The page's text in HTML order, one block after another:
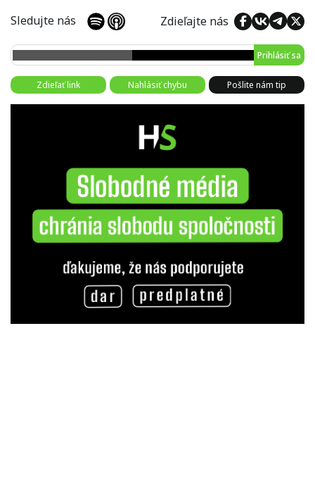
Sledujte nás Zdieľajte nás
Prihlásiť sa
Zdieľať link Nahlásiť chybu Pošlite nám tip